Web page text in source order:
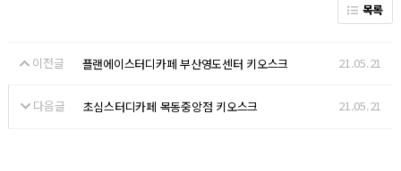
목록
이전글 플랜에이스터디카페 부산영도센터 키오스크 21.05.21
다음글 초심스터디카페 목동중앙점 키오스크 21.05.21